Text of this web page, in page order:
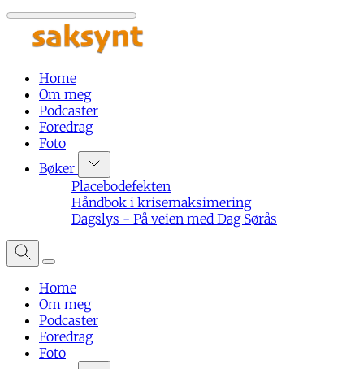
Home
Om meg
Podcaster
Foredrag
Foto
Bøker
Placebodefekten
Håndbok i krisemaksimering
Dagslys - På veien med Dag Sørås
Home
Om meg
Podcaster
Foredrag
Foto